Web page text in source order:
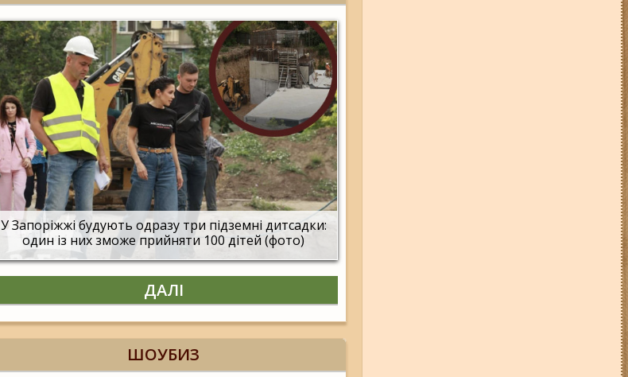
У Запоріжжі будують одразу три підземні дитсадки:
один із них зможе прийняти 100 дітей (фото)
ДАЛІ
ШОУБИЗ